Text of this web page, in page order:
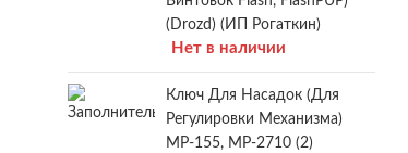
(Drozd) (ИП Рогаткин)
Нет в наличии
Ключ Для Насадок (для
Регулировки Механизма)
МР-155, МР-2710 (2)